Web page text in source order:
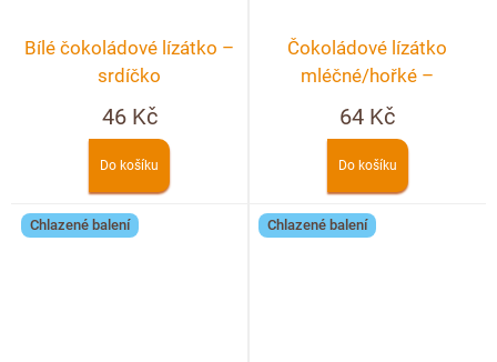
Bílé čokoládové lízátko –
srdíčko
46 Kč
Do košíku
Čokoládové lízátko
mléčné/hořké –
hvězdička
64 Kč
Do košíku
Chlazené balení Chlazené balení